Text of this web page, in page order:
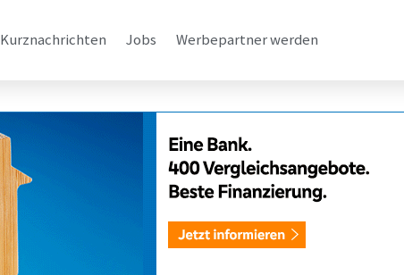
Kurznachrichten Jobs Werbepartner werden